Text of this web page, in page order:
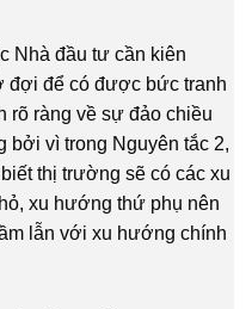
Nhà đầu tư cần kiên
đợi để có được bức tranh
rõ ràng về sự đảo chiều
bởi vì trong Nguyên tắc 2,
thị trường sẽ có các xu
xu hướng thứ phụ nên
lẫn với xu hướng chính